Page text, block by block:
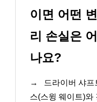
이면 어떤
리 손실은
나요?
→
드라이버 샤프
스(스윙 웨이트)와